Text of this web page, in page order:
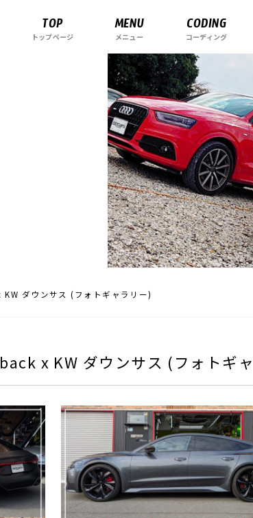
TOP
トップページ MENU
メニュー CODING
コーディング
ダウンサス (フォトギャラリー)
x KW ダウンサス (フォトギ